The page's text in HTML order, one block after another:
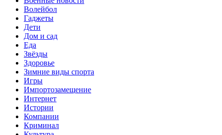
Волейбол
Гаджеты
Дети
Дом и сад
Еда
Звёзды
Здоровье
Зимние виды спорта
Игры
Импортозамещение
Интернет
Истории
Компании
Криминал